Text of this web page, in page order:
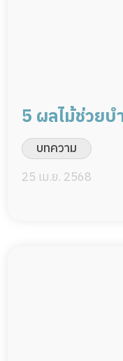
5 ผลไม้ช่วยบ
บทความ
25 เม.ย. 2568